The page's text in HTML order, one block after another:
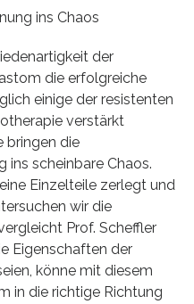
ins Chaos
der
die erfolgreiche
einige der resistenten
verstärkt
bringen die
ins scheinbare Chaos.
Einzelteile zerlegt und
wir die
Prof. Scheffler
Eigenschaften der
könne mit diesem
in die richtige Richtung